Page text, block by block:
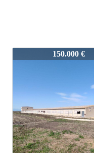
ARXIVAT30038P
150.000 €